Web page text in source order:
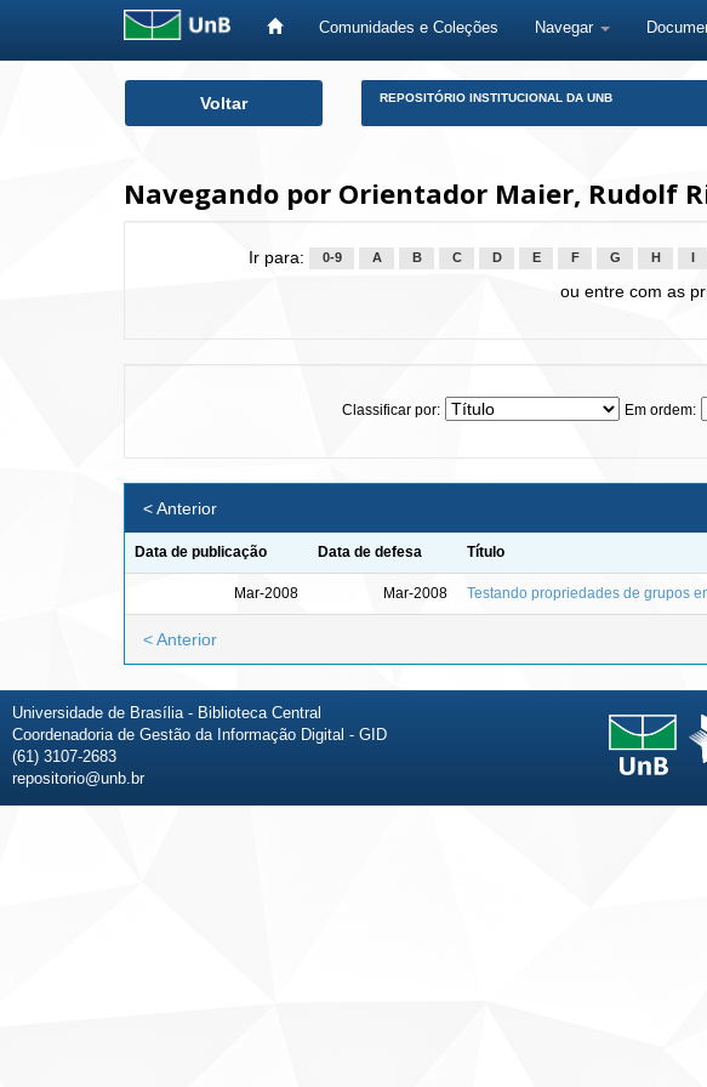
Comunidades e Coleções Navegar
Voltar REPOSITÓRIO INSTITUCIONAL DA UNB
Navegando por Orientador Maier, Rudolf
Ir para: 0-9 A B C D E F G H
ou entre com as
Classificar por: Em ordem:
< Anterior
Data de publicação Data de defesa Título
Mar-2008 Mar-2008 Testando propriedades de grupos
< Anterior
Universidade de Brasília - Biblioteca Central
Coordenadoria de Gestão da Informação Digital - GID
(61) 3107-2683
repositorio@unb.br